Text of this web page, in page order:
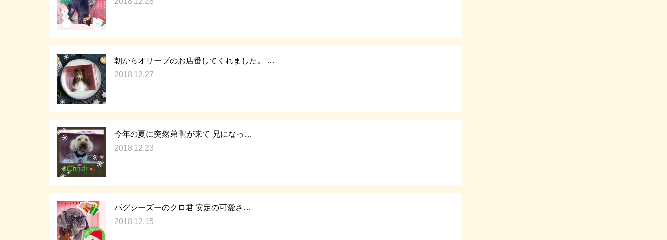
朝からオリーブのお店番してくれました。 …
2018.12.27
今年の夏に突然弟
が来て 兄になっ…
2018.12.23
パグシーズーのクロ君 安定の可愛さ…
2018.12.15